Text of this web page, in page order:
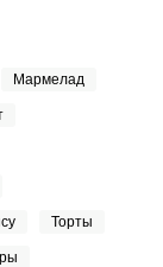
Мармелад
Торты